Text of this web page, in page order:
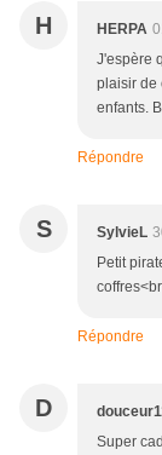
H HERPA
J'espère
plaisir de
enfants.
Répondre
S SylvieL
Petit
Répondre
D
Super